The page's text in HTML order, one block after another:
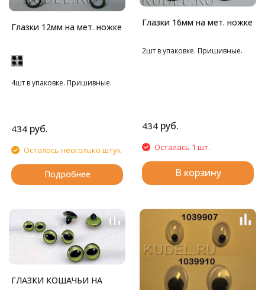
Глазки 12мм на мет. ножке
4шт в упаковке. Пришивные.
434 руб.
Осталось несколько штук
Подробнее
Глазки 16мм на мет. ножке
2шт в упаковке. Пришивные.
434 руб.
Осталась 1 шт.
В корзину
ГЛАЗКИ КОШАЧЬИ НА